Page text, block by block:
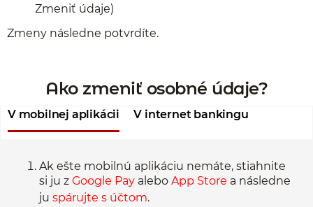
Zmeniť údaje)
Zmeny následne potvrdíte.
Ako zmeniť osobné údaje?
V mobilnej aplikácii V internet bankingu
Ak ešte mobilnú aplikáciu nemáte, stiahnite
si ju z Google Pay alebo App Store a následne
ju spárujte s účtom.